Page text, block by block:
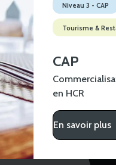
en HCR
CAP
Niveau 3 - CAP
Tourisme &
En savoir plus